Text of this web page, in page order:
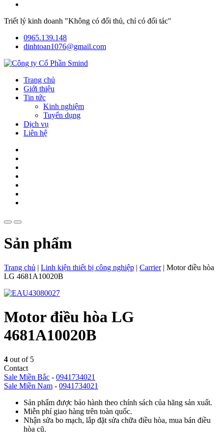
Triết lý kinh doanh "Không có đối thủ, chỉ có đối tác"
0965.139.148
dinhtoan1076@gmail.com
Trang chủ
Giới thiệu
Tin tức
Kinh nghiệm
Tuyển dụng
Dịch vụ
Liên hệ
Sản phẩm
Trang chủ | Linh kiện thiết bị công nghiệp | Carrier| Motor điều hòa
LG 4681A10020B
Motor điều hòa LG
4681A10020B
4 out of 5
Contact
Sale Miền Bắc - 0941734021
Sale Miền Nam - 0941734021
Sản phẩm được bảo hành theo chính sách của hãng sản xuất.
Miễn phí giao hàng trên toàn quốc.
Nhận sửa bo mạch, lắp đặt sửa chữa điều hòa, mua bán điều
hòa cũ.